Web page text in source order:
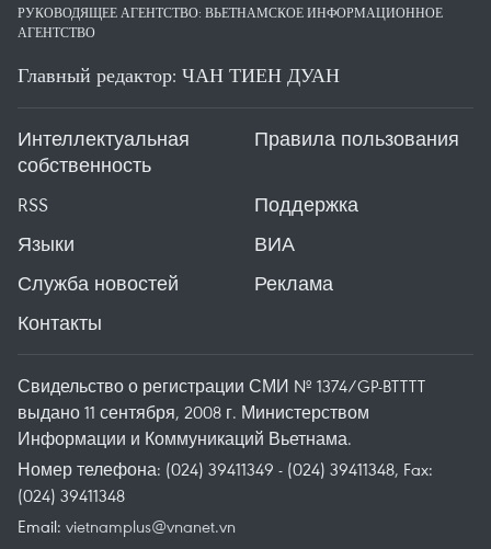
РУКОВОДЯЩЕЕ АГЕНТСТВО: ВЬЕТНАМСКОЕ ИНФОРМАЦИОННОЕ
АГЕНТСТВО
Главный редактор: ЧАН ТИЕН ДУАН
Интеллектуальная
собственность
Правила пользования
RSS
Поддержка
Языки
ВИА
Служба новостей
Реклама
Контакты
Свидельство о регистрации СМИ № 1374/GP-BTTTT
выдано 11 сентября, 2008 г. Министерством
Информации и Коммуникаций Вьетнама.
Номер телефона: (024) 39411349 - (024) 39411348, Fax:
(024) 39411348
Email: vietnamplus@vnanet.vn